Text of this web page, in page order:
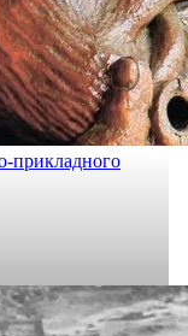
прикладного